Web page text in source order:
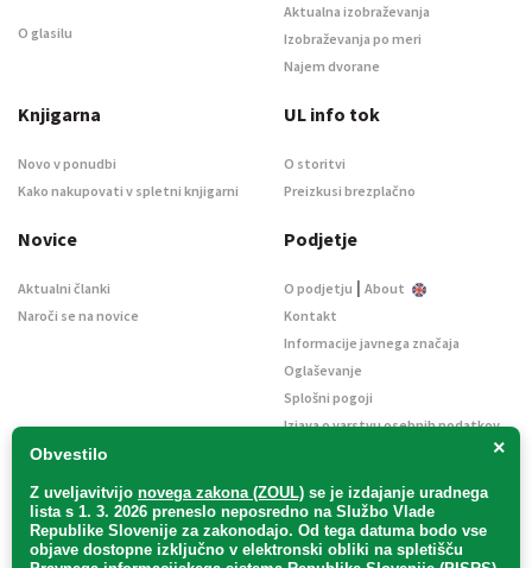
×
Obvestilo
Z uveljavitvijo novega zakona (ZOUL) se je izdajanje uradnega
lista s 1. 3. 2026 preneslo neposredno na Službo Vlade
Republike Slovenije za zakonodajo. Od tega datuma bodo vse
objave dostopne izključno v elektronski obliki na spletišču
O glasilu
Aktualna izobraževanja
Izobraževanja po meri
Najem dvorane
Knjigarna
Novo v ponudbi
Kako nakupovati v spletni knjigarni
UL info tok
O storitvi
Preizkusi brezplačno
Novice
Aktualni članki
Naroči se na novice
Podjetje
O podjetju | About
Kontakt
Informacije javnega značaja
Oglaševanje
Splošni pogoji
Izjava o varstvu osebnih podatkov